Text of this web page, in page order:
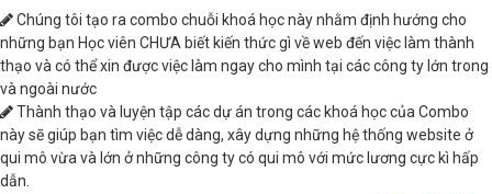
Chúng tôi tạo ra combo chuỗi khoá học này nhằm định hướng cho
những bạn Học viên CHƯA biết kiến thức gì về web đến việc làm thành
thạo và có thể xin được việc làm ngay cho mình tại các công ty lớn trong
và ngoài nước
Thành thạo và luyện tập các dự án trong các khoá học của Combo
này sẽ giúp bạn tìm việc dễ dàng, xây dựng những hệ thống website ở
qui mô vừa và lớn ở những công ty có qui mô với mức lương cực kì hấp
dẫn.